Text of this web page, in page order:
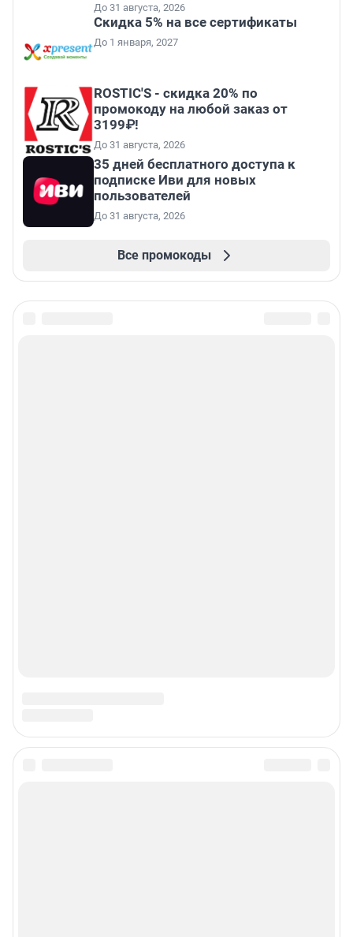
До 31 августа, 2026
Скидка 5% на все сертификаты
До 1 января, 2027
ROSTIC'S - скидка 20% по
промокоду на любой заказ от
3199₽!
До 31 августа, 2026
35 дней бесплатного доступа к
подписке Иви для новых
пользователей
До 31 августа, 2026
Все промокоды